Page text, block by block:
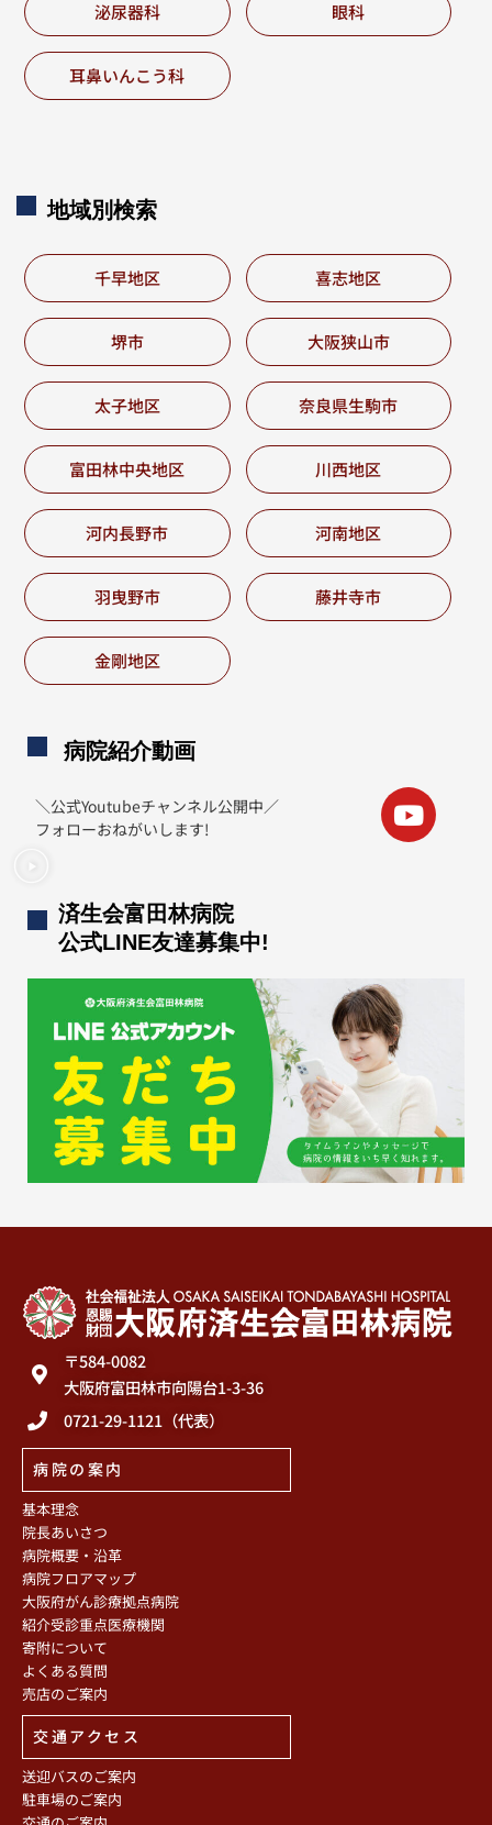
泌尿器科 眼科
耳鼻いんこう科
地域別検索
千早地区 喜志地区
堺市 大阪狭山市
太子地区 奈良県生駒市
富田林中央地区 川西地区
河内長野市 河南地区
羽曳野市 藤井寺市
金剛地区
病院紹介動画
＼公式Youtubeチャンネル公開中／
フォローおねがいします!
済生会富田林病院
公式LINE友達募集中!
〒584-0082
大阪府富田林市向陽台1-3-36
0721-29-1121（代表）
病院の案内
基本理念
院長あいさつ
病院概要・沿革
病院フロアマップ
大阪府がん診療拠点病院
紹介受診重点医療機関
寄附について
よくある質問
売店のご案内
交通アクセス
送迎バスのご案内
駐車場のご案内